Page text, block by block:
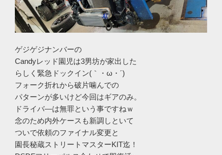
ゲジゲジナンバーの
Candyレッド園児は3男坊が家出した
らしく緊急ドックイン(｀・ω・´)ゞ
フォーク折れから破片噛んでの
パターンが多いけど今回はギアのみ。
ドライバ―は無罪という事ですねｗ
念のため内外ケースも新調しといて
ついで依頼のファイナル変更と
園長秘蔵ストリートマスターKIT迄！